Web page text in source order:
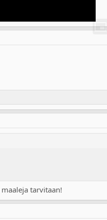
tarvitaan!